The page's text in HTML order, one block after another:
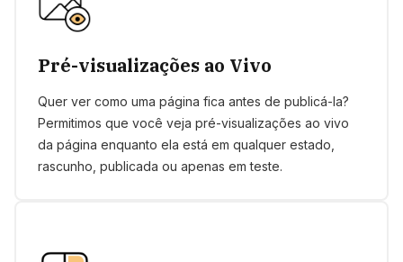
Pré-visualizações ao Vivo
Quer ver como uma página fica antes de publicá-la?
Permitimos que você veja pré-visualizações ao vivo
da página enquanto ela está em qualquer estado,
rascunho, publicada ou apenas em teste.